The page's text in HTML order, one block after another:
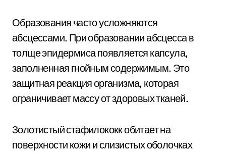
Образования часто усложняются
абсцессами. При образовании абсцесса в
толще эпидермиса появляется капсула,
заполненная гнойным содержимым. Это
защитная реакция организма, которая
ограничивает массу от здоровых тканей.
Золотистый стафилококк обитает на
поверхности кожи и слизистых оболочках